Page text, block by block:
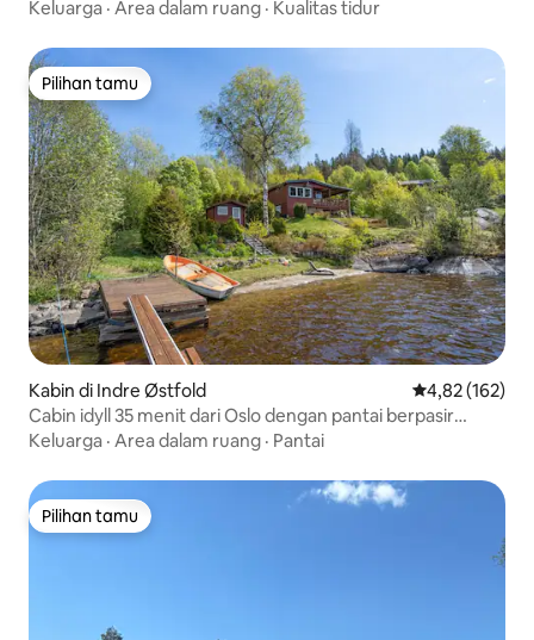
Keluarga · Area dalam ruang · Kualitas tidur
Pilihan tamu
Pilihan tamu
Kabin di Indre Østfold Nilai rata-rata
4,82 (162)
Cabin idyll 35 menit dari Oslo dengan pantai berpasir
pribadi
Keluarga · Area dalam ruang · Pantai
Pilihan tamu
Pilihan tamu